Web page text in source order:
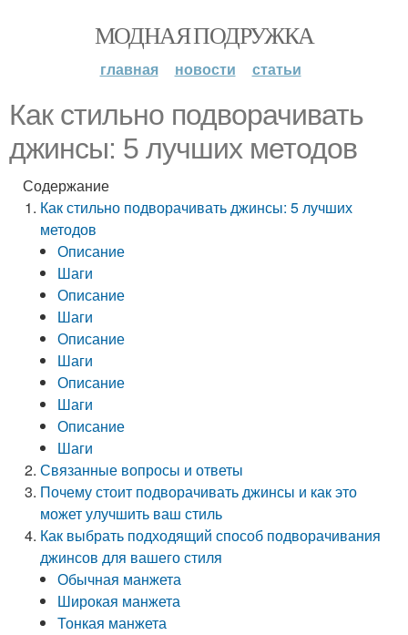
МОДНАЯ ПОДРУЖКА
главная новости статьи
Как стильно подворачивать
джинсы: 5 лучших методов
Содержание
Как стильно подворачивать джинсы: 5 лучших
методов
Описание
Шаги
Описание
Шаги
Описание
Шаги
Описание
Шаги
Описание
Шаги
Связанные вопросы и ответы
Почему стоит подворачивать джинсы и как это
может улучшить ваш стиль
Как выбрать подходящий способ подворачивания
джинсов для вашего стиля
Обычная манжета
Широкая манжета
Тонкая манжета